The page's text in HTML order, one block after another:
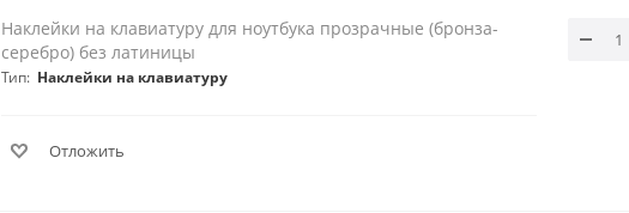
Наклейки на клавиатуру для ноутбука прозрачные (бронза-
серебро) без латиницы
Тип: Наклейки на клавиатуру
Отложить